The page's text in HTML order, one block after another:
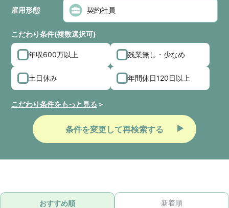
雇用形態
こだわり条件(複数選択可)
年収600万以上 残業無し・少なめ
土日休み 年間休日120日以上
こだわり条件をもっと見る
条件を変更して再検索する
おすすめ順 新着順